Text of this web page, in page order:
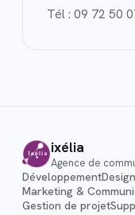
Tél : 09 72 50
ixélia
Agence de
Développement
Marketing &
Gestion de projet